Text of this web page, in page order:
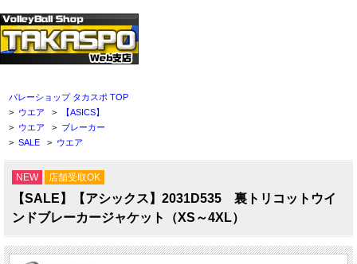
バレーショップ タカスポ TOP
> ウエア > 【ASICS】
> ウエア > ブレーカー
> SALE > ウエア
NEW 店舗受取OK
【SALE】【アシックス】2031D535 裏トリコットウイ
ンドブレーカージャケット（XS～4XL）